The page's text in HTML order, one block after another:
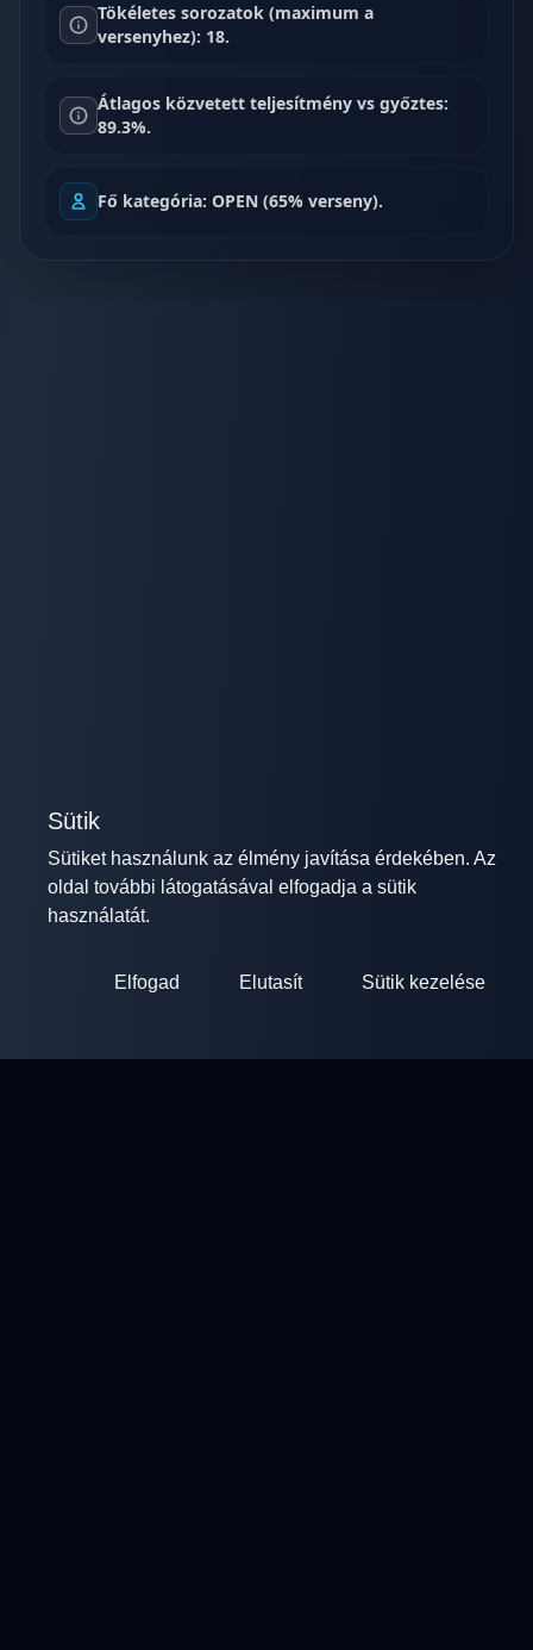
Tökéletes sorozatok (maximum a
versenyhez): 18.
Átlagos közvetett teljesítmény vs győztes:
89.3%.
Fő kategória: OPEN (65% verseny).
Sütik
Sütiket használunk az élmény javítása érdekében. Az
oldal további látogatásával elfogadja a sütik
használatát.
Elfogad Elutasít Sütik kezelése